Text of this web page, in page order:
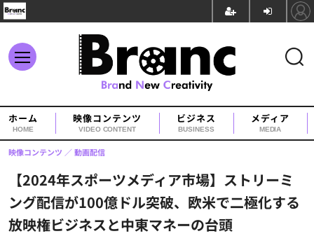
ホーム
HOME
映像コンテンツ
VIDEO CONTENT
ビジネス
BUSINESS
メディア
MEDIA
【2024年スポーツメディア市場】ストリーミ
ング配信が100億ドル突破、欧米で二極化する
放映権ビジネスと中東マネーの台頭
映像コンテンツ 動画配信